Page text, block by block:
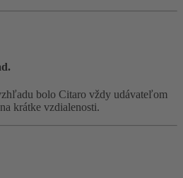
bolo Citaro vždy udávateľom
krátke vzdialenosti.